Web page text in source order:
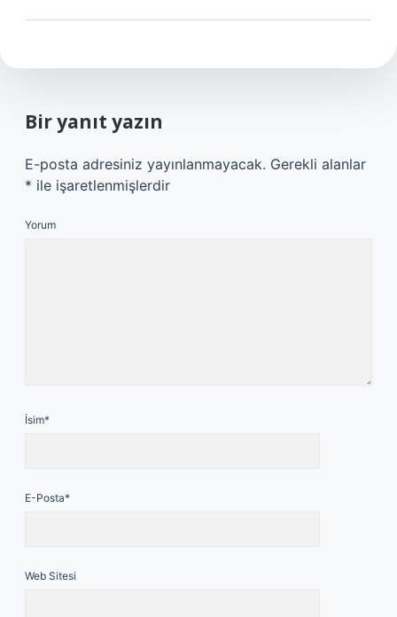
Bir yanıt yazın
E-posta adresiniz yayınlanmayacak. Gerekli alanlar
* ile işaretlenmişlerdir
Yorum
İsim*
E-Posta*
Web Sitesi